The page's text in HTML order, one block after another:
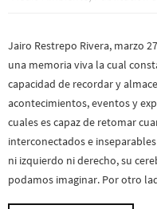
Jairo Restrepo Rivera, marzo
una memoria viva la cual
capacidad de recordar y
acontecimientos, eventos y
cuales es capaz de retomar
interconectados e
ni izquierdo ni derecho, su
podamos imaginar. Por otro